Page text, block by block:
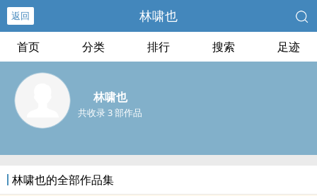
返回 林啸也
首页 分类 排行 搜索 足迹
林啸也
共收录 3 部作品
林啸也的全部作品集